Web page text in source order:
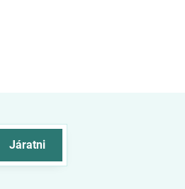
Járatni